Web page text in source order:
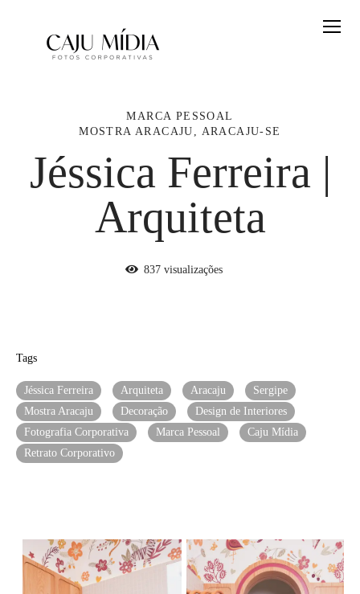
MARCA PESSOAL
MOSTRA ARACAJU, ARACAJU-SE
Jéssica Ferreira |
Arquiteta
837 visualizações
Tags
Jéssica Ferreira Arquiteta Aracaju
Sergipe
Mostra Aracaju
Decoração
Design de Interiores
Fotografia Corporativa
Marca Pessoal
Caju Mídia
Retrato Corporativo